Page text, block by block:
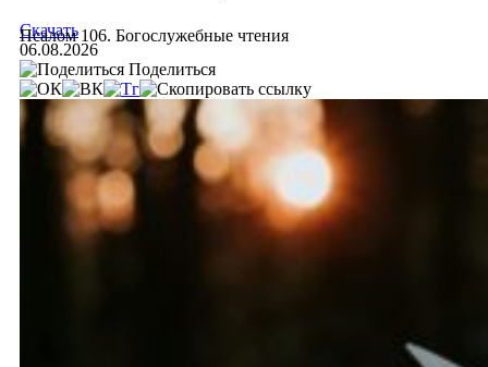
Псалом 106. Богослужебные чтения
Скачать
06.08.2026
Поделиться